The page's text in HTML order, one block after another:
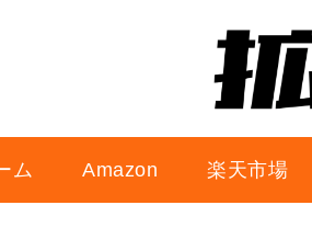
ム Amazon 楽天市場